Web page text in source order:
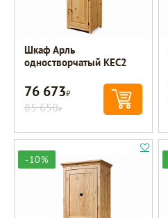
Шкаф Арль
одностворчатый KEC2
76 673Р
85 650Р
-10%